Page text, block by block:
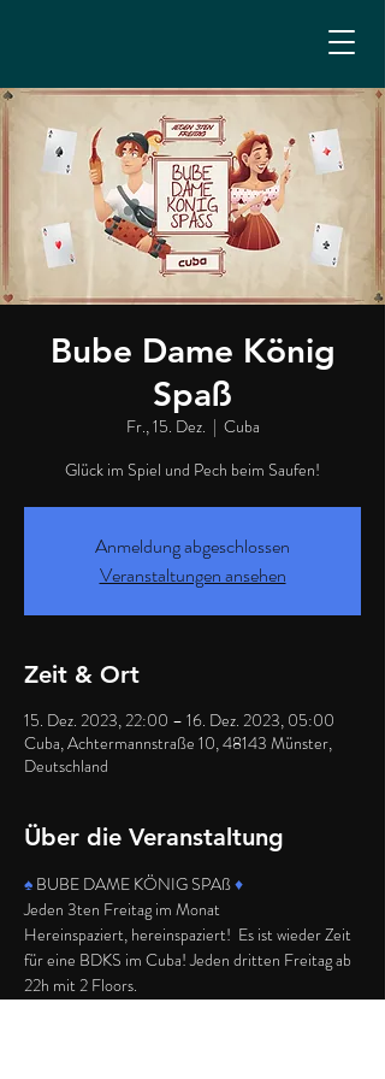
Bube Dame König
Spaß
Fr., 15. Dez.
  |
Cuba
Glück im Spiel und Pech beim Saufen!
Anmeldung abgeschlossen
Veranstaltungen ansehen
Zeit & Ort
15. Dez. 2023, 22:00 – 16. Dez. 2023, 05:00
Cuba, Achtermannstraße 10, 48143 Münster,
Deutschland
Über die Veranstaltung
♠️ BUBE DAME KÖNIG SPAß ♦️
Jeden 3ten Freitag im Monat
Hereinspaziert, hereinspaziert!  Es ist wieder Zeit
für eine BDKS im Cuba! Jeden dritten Freitag ab
22h mit 2 Floors.